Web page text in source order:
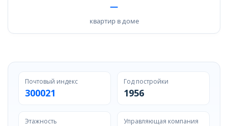
—
квартир в доме
Почтовый индекс
300021
Год постройки
1956
Этажность Управляющая компания